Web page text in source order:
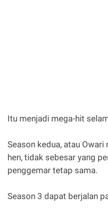
Itu menjadi mega-hit
Season kedua, atau Owari
hen, tidak sebesar yang
penggemar tetap sama.
Season 3 dapat berjalan